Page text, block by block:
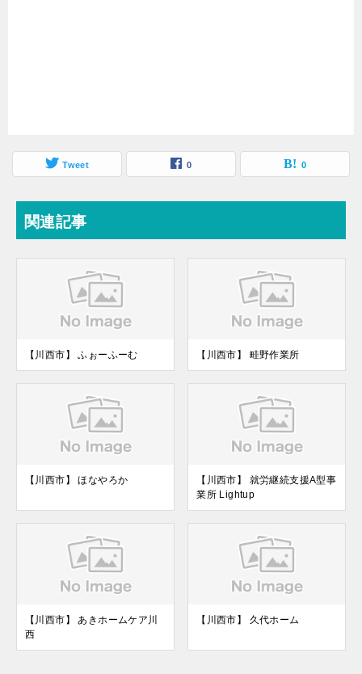
Tweet 0 0
関連記事
【川西市】 ふぉーふーむ 【川西市】 畦野作業所
【川西市】 ほなやろか
【川西市】 就労継続支援A型事
業所 Lightup
【川西市】 あきホームケア川
西
【川西市】 久代ホーム